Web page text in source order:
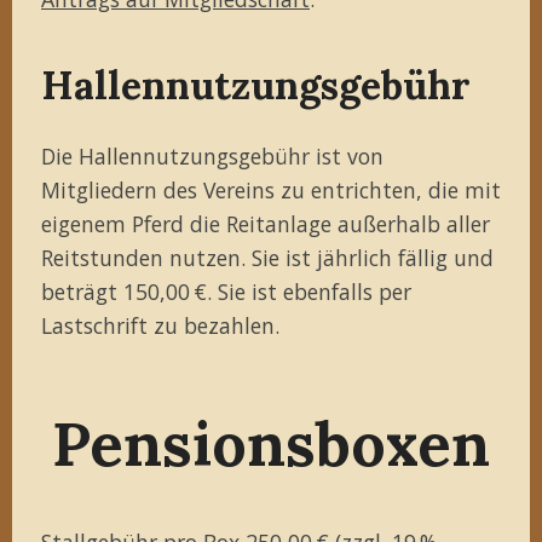
Hallennutzungsgebühr
Die Hallennutzungsgebühr ist von
Mitgliedern des Vereins zu entrichten, die mit
eigenem Pferd die Reitanlage außerhalb aller
Reitstunden nutzen. Sie ist jährlich fällig und
beträgt 150,00 €. Sie ist ebenfalls per
Lastschrift zu bezahlen.
Pensionsboxen